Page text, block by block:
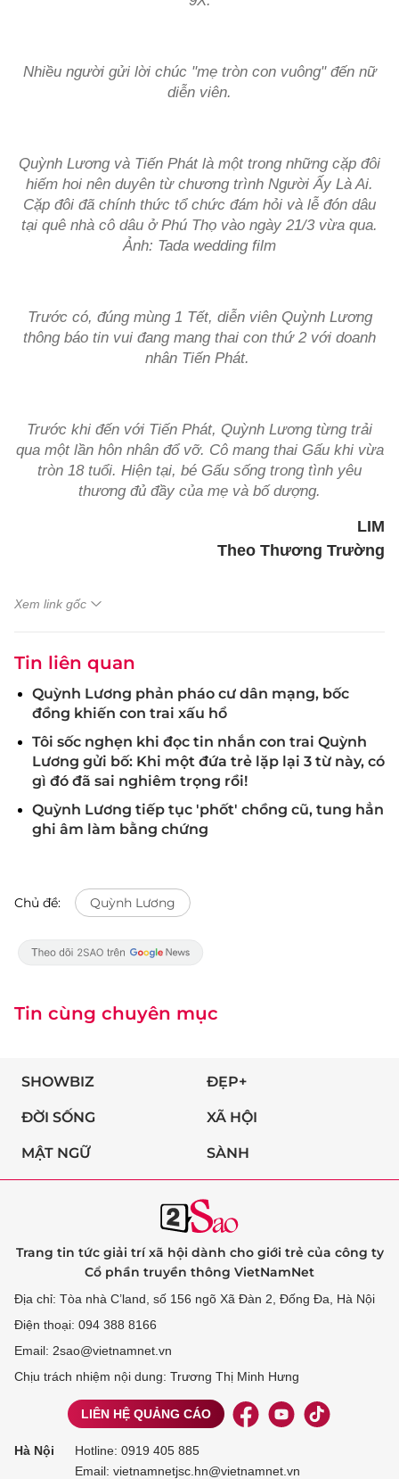
Nhiều người gửi lời chúc "mẹ tròn con vuông" đến nữ
diễn viên.
Quỳnh Lương và Tiến Phát là một trong những cặp đôi
hiếm hoi nên duyên từ chương trình Người Ấy Là Ai.
Cặp đôi đã chính thức tổ chức đám hỏi và lễ đón dâu
tại quê nhà cô dâu ở Phú Thọ vào ngày 21/3 vừa qua.
Ảnh: Tada wedding film
Trước có, đúng mùng 1 Tết, diễn viên Quỳnh Lương
thông báo tin vui đang mang thai con thứ 2 với doanh
nhân Tiến Phát.
Trước khi đến với Tiến Phát, Quỳnh Lương từng trải
qua một lần hôn nhân đổ vỡ. Cô mang thai Gấu khi vừa
tròn 18 tuổi. Hiện tại, bé Gấu sống trong tình yêu
thương đủ đầy của mẹ và bố dượng.
LIM
Theo Thương Trường
Xem link gốc
Tin liên quan
Quỳnh Lương phản pháo cư dân mạng, bốc
đồng khiến con trai xấu hổ
Tôi sốc nghẹn khi đọc tin nhắn con trai Quỳnh
Lương gửi bố: Khi một đứa trẻ lặp lại 3 từ này, có
gì đó đã sai nghiêm trọng rồi!
Quỳnh Lương tiếp tục 'phốt' chồng cũ, tung hẳn
ghi âm làm bằng chứng
Chủ đề: Quỳnh Lương
Tin cùng chuyên mục
SHOWBIZ ĐẸP+
ĐỜI SỐNG XÃ HỘI
MẬT NGỮ SÀNH
Trang tin tức giải trí xã hội dành cho giới trẻ của công ty
Cổ phần truyền thông VietNamNet
Địa chỉ: Tòa nhà C’land, số 156 ngõ Xã Đàn 2, Đống Đa, Hà Nội
Điện thoại: 094 388 8166
Email: 2sao@vietnamnet.vn
Chịu trách nhiệm nội dung: Trương Thị Minh Hưng
LIÊN HỆ QUẢNG CÁO
Hà Nội Hotline: 0919 405 885
Email: vietnamnetjsc.hn@vietnamnet.vn